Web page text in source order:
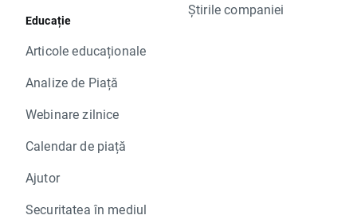
Educație
Articole educaționale
Analize de Piață
Webinare zilnice
Calendar de piață
Ajutor
Securitatea în mediul
Știrile companiei